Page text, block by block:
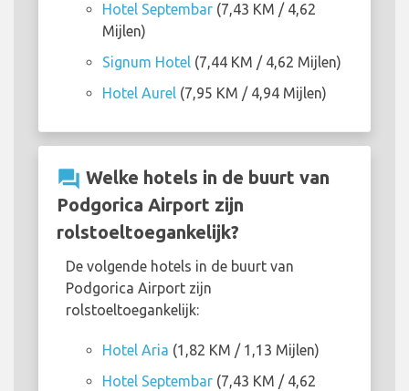
Hotel Septembar (7,43 KM / 4,62
Mijlen)
Signum Hotel (7,44 KM / 4,62 Mijlen)
Hotel Aurel (7,95 KM / 4,94 Mijlen)
question_answer Welke hotels in de buurt van
Podgorica Airport zijn
rolstoeltoegankelijk?
De volgende hotels in de buurt van
Podgorica Airport zijn
rolstoeltoegankelijk:
Hotel Aria (1,82 KM / 1,13 Mijlen)
Hotel Septembar (7,43 KM / 4,62